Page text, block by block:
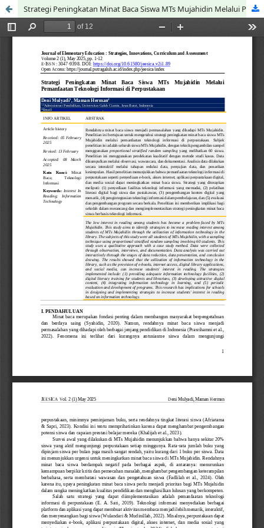
Strategi Peningkatan Minat Baca Siswa MTs Mujahidin Melalui Pemanfaatan Teknologi Informasi di Perpustakaan